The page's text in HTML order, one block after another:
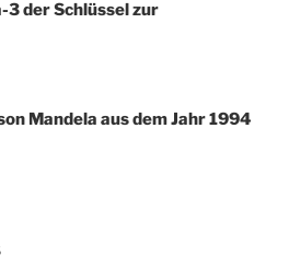
der Schlüssel zur
Mandela aus dem Jahr 1994